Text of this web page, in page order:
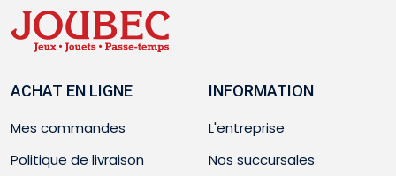
ACHAT EN LIGNE
Mes commandes
Politique de livraison
INFORMATION
L'entreprise
Nos succursales